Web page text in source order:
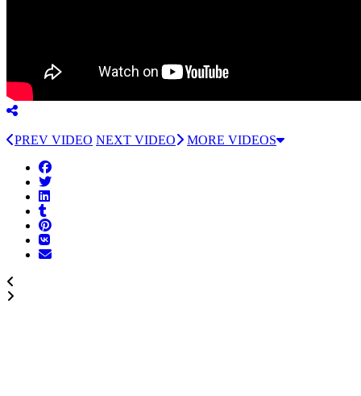
PREV VIDEO NEXT VIDEO MORE VIDEOS